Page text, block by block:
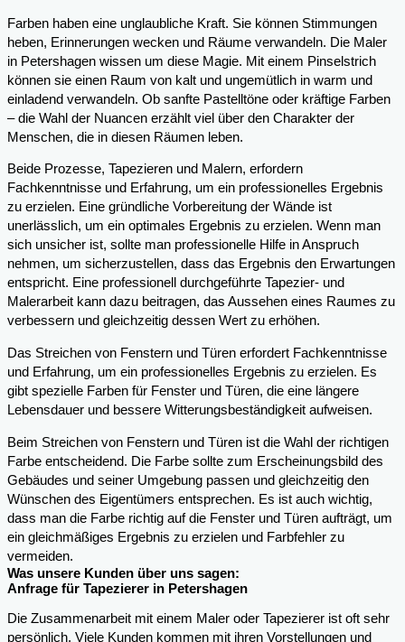
Farben haben eine unglaubliche Kraft. Sie können Stimmungen
heben, Erinnerungen wecken und Räume verwandeln. Die Maler
in Petershagen wissen um diese Magie. Mit einem Pinselstrich
können sie einen Raum von kalt und ungemütlich in warm und
einladend verwandeln. Ob sanfte Pastelltöne oder kräftige Farben
– die Wahl der Nuancen erzählt viel über den Charakter der
Menschen, die in diesen Räumen leben.
Beide Prozesse, Tapezieren und Malern, erfordern
Fachkenntnisse und Erfahrung, um ein professionelles Ergebnis
zu erzielen. Eine gründliche Vorbereitung der Wände ist
unerlässlich, um ein optimales Ergebnis zu erzielen. Wenn man
sich unsicher ist, sollte man professionelle Hilfe in Anspruch
nehmen, um sicherzustellen, dass das Ergebnis den Erwartungen
entspricht. Eine professionell durchgeführte Tapezier- und
Malerarbeit kann dazu beitragen, das Aussehen eines Raumes zu
verbessern und gleichzeitig dessen Wert zu erhöhen.
Das Streichen von Fenstern und Türen erfordert Fachkenntnisse
und Erfahrung, um ein professionelles Ergebnis zu erzielen. Es
gibt spezielle Farben für Fenster und Türen, die eine längere
Lebensdauer und bessere Witterungsbeständigkeit aufweisen.
Beim Streichen von Fenstern und Türen ist die Wahl der richtigen
Farbe entscheidend. Die Farbe sollte zum Erscheinungsbild des
Gebäudes und seiner Umgebung passen und gleichzeitig den
Wünschen des Eigentümers entsprechen. Es ist auch wichtig,
dass man die Farbe richtig auf die Fenster und Türen aufträgt, um
ein gleichmäßiges Ergebnis zu erzielen und Farbfehler zu
vermeiden.
Was unsere Kunden über uns sagen:
Anfrage für Tapezierer in Petershagen
Die Zusammenarbeit mit einem Maler oder Tapezierer ist oft sehr
persönlich. Viele Kunden kommen mit ihren Vorstellungen und